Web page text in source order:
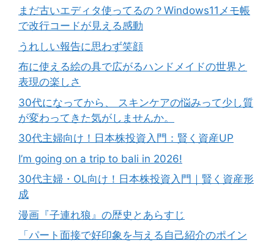
まだ古いエディタ使ってるの？Windows11メモ帳
で改行コードが見える感動
うれしい報告に思わず笑顔
布に使える絵の具で広がるハンドメイドの世界と
表現の楽しさ
30代になってから、 スキンケアの悩みって少し質
が変わってきた気がしませんか。
30代主婦向け！日本株投資入門：賢く資産UP
I’m going on a trip to bali in 2026!
30代主婦・OL向け！日本株投資入門｜賢く資産形
成
漫画『子連れ狼』の歴史とあらすじ
「パート面接で好印象を与える自己紹介のポイン